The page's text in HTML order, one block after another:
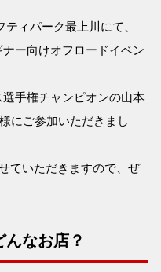
ィパーク最上川にて、
ー向けオフロードイベン
手権チャンピオンの山本
にご参加いただきまし
ていただきますので、ぜ
なお店？